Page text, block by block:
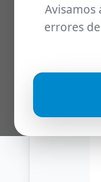
Avisamos
errores